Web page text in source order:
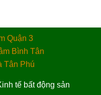
Quận 3
Bình Tân
Tân Phú
tế bất động sản